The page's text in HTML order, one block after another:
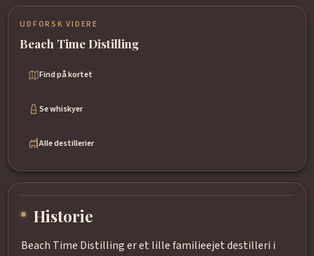
UDFORSK VIDERE
Beach Time Distilling
Find på kortet
Se whiskyer
Alle destillerier
Historie
Beach Time Distilling er et lille familieejet destilleri i